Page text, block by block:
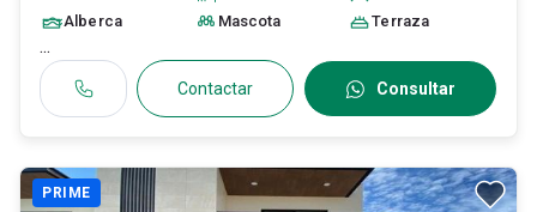
Alberca
Mascota Terraza
...
Contactar Consultar
PRIME